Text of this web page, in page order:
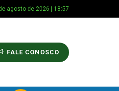
agosto de 2026 | 18:57
FALE CONOSCO